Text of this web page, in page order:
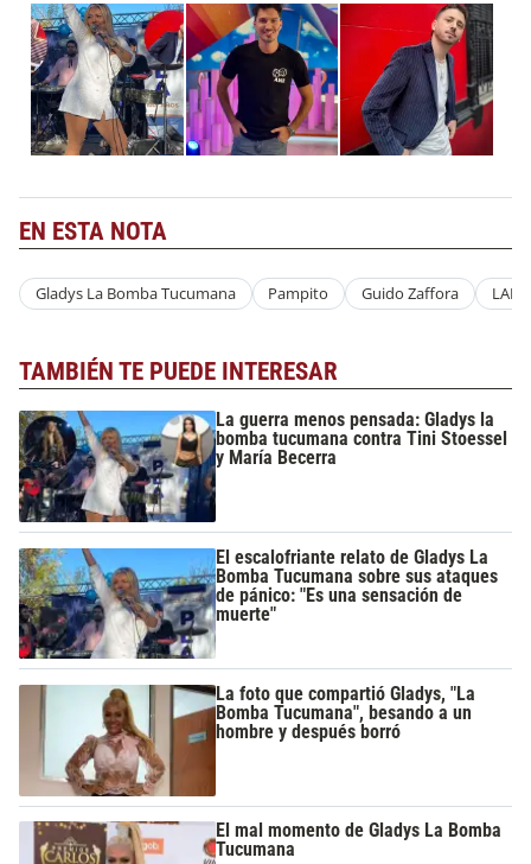
EN ESTA NOTA
Gladys La Bomba Tucumana Pampito Guido Zaffora LAM
TAMBIÉN TE PUEDE INTERESAR
La guerra menos pensada: Gladys la
bomba tucumana contra Tini Stoessel
y María Becerra
El escalofriante relato de Gladys La
Bomba Tucumana sobre sus ataques
de pánico: "Es una sensación de
muerte"
La foto que compartió Gladys, "La
Bomba Tucumana", besando a un
hombre y después borró
El mal momento de Gladys La Bomba
Tucumana